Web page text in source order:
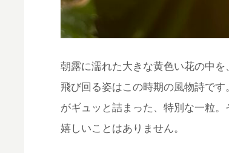
朝露に濡れた大きな黄色い花の中
飛び回る姿はこの時期の風物詩で
がギュッと詰まった、特別な一粒
嬉しいことはありません。